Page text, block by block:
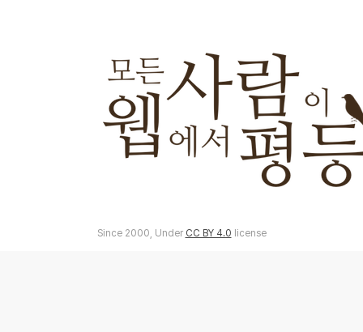
Since 2000, Under CC BY 4.0 license